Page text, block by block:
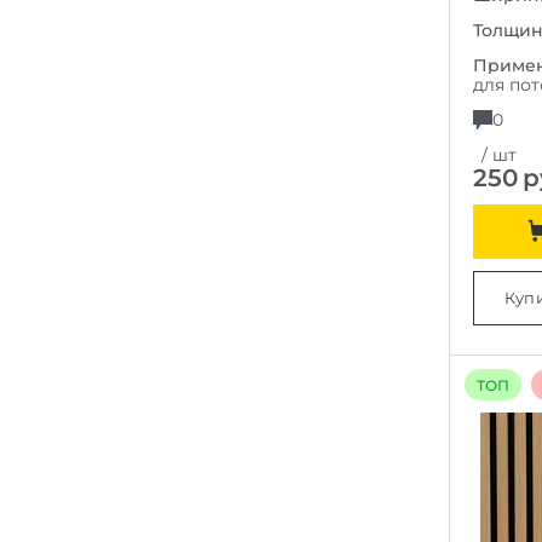
для
0
/ шт
250
ТОП